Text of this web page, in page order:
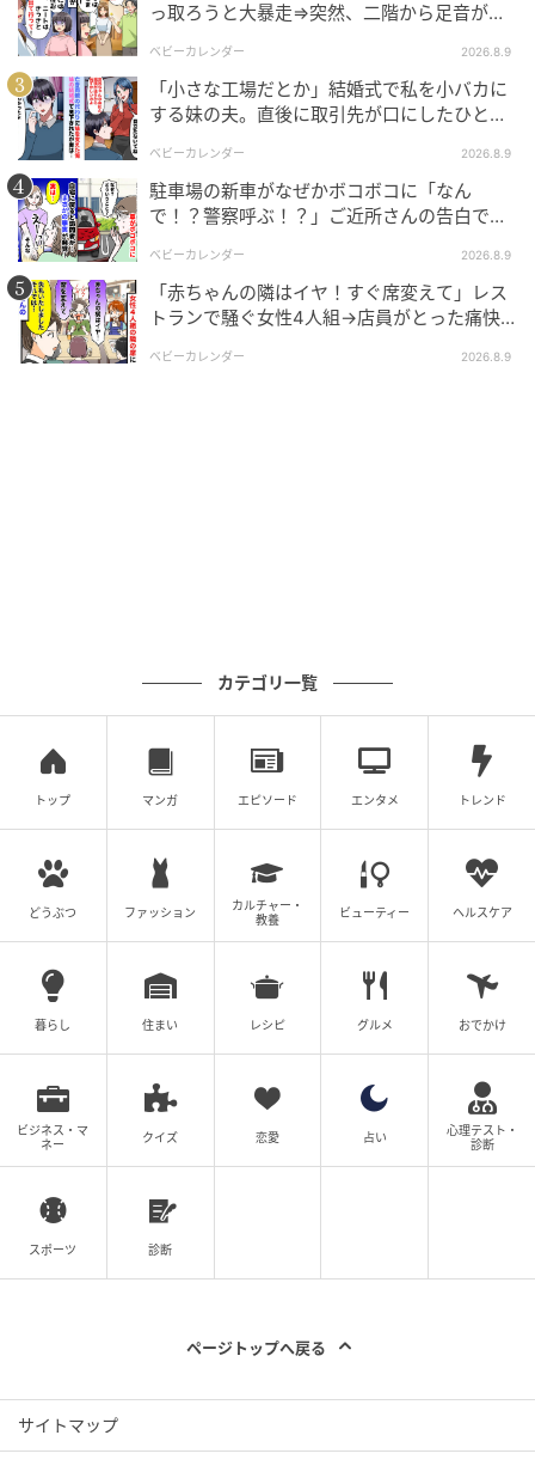
エキサイトニュース
エキサイトニュース
っ取ろうと大暴走⇒突然、二階から足音が聞
ベビーカレンダー 2026.8.9
「小さな工場だとか」結婚式で私を小バカに
する妹の夫。直後に取引先が口にしたひと言
ベビーカレンダー 2026.8.9
駐車場の新車がなぜかボコボコに「なん
で！？警察呼ぶ！？」ご近所さんの告白で知
ベビーカレンダー 2026.8.9
「赤ちゃんの隣はイヤ！すぐ席変えて」レス
トランで騒ぐ女性4人組→店員がとった痛快
ベビーカレンダー 2026.8.9
カテゴリ一覧
トップ マンガ エピソード エンタメ トレンド
どうぶつ ファッション
カルチャー・
教養
ビューティー ヘルスケア
暮らし 住まい レシピ グルメ おでかけ
ビジネス・マ
ネー
クイズ 恋愛 占い
心理テスト・
診断
スポーツ 診断
ページトップへ戻る
サイトマップ